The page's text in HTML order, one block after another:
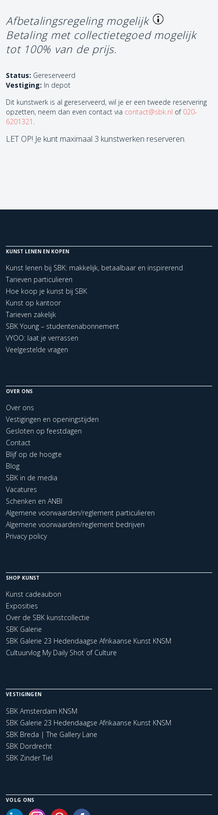
Afbetalingsregeling mogelijk
Betaling met collectietegoed mogelijk
tot 100% van de prijs.
Status: Gereserveerd
Vestiging: In depot
Dit kunstwerk is al gereserveerd, wil je er een tweede reservering
opzetten, neem dan even contact via contact@sbk.nl of 020-
6201321
LET OP! Je kunt maximaal 3 kunstwerken reserveren.
KUNST LENEN EN KOPEN
Kunst lenen bij SBK: makkelijk, betaalbaar en inspirerend
Tarieven particulieren
Hoe koop je kunst bij SBK
Kunst op kantoor
Tarieven zakelijk
SBK Young – studentenabonnement
VYOO: laat je verrassen
Veelgestelde vragen
OVER ONS
Over ons
Vestigingen en openingstijden
Gesloten op feestdagen
Contact
Blijf op de hoogte
Blog
SBK in de media
Vacatures
Schenken en ANBI
Algemene voorwaarden/reglement particulieren
Algemene voorwaarden/reglement bedrijven
Privacy policy
SHOP KUNST
Kunst cadeaubon
Exposities
Over de SBK kunstcollectie
SBK Galerie
SBK Galerie 23 Hedendaagse Afrikaanse Kunst KNSM
Cultuurvlog My Daily Shot of Culture
VESTIGINGEN
SBK Amsterdam KNSM
SBK Galerie 23 Hedendaagse Afrikaanse Kunst KNSM
SBK Breda | The Gallery Lane
SBK Dordrecht
SBK Zinder Tiel
VOLG ONS